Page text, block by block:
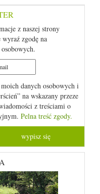
z naszej strony
wyraź zgodę na
danych osobowych i
na wskazany przeze
z treściami o
Pelna treść zgody.